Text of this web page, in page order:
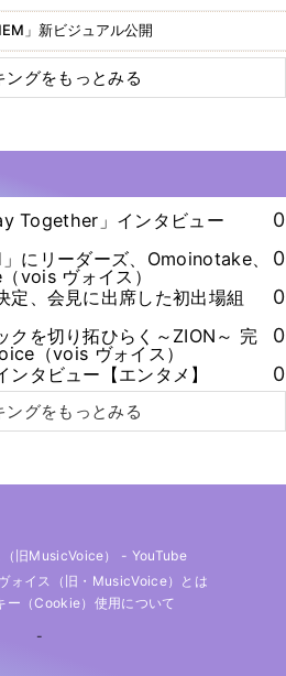
」新ビジュアル公開
ングをもっとみる
Together」インタビュー
0
」にリーダーズ、Omoinotake、
vois ヴォイス）
0
定、会見に出席した初出場組
0
クを切り拓ひらく～ZION～ 完
（vois ヴォイス）
0
ンタビュー【エンタメ】 0
ングをもっとみる
旧MusicVoice） - YouTube
ォイス（旧・MusicVoice）とは
ー（cookie）使用について
-